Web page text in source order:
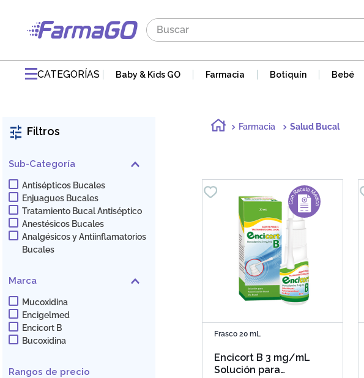
Buscar
CATEGORÍAS Baby & Kids GO Farmacia Botiquín Bebé
Filtros
Sub-Categoría
Antisépticos Bucales
Enjuagues Bucales
Tratamiento Bucal Antiséptico
Anestésicos Bucales
Analgésicos y Antiinflamatorios
Bucales
Marca
Mucoxidina
Encigelmed
Encicort B
Bucoxidina
Rangos de precio
Farmacia Salud Bucal
Frasco 20 mL
Encicort B 3 mg/mL
Solución para
1.
maddre
4.
gaseovet
.
acnomel
7.
mucovit
8.
electrolight
doloral